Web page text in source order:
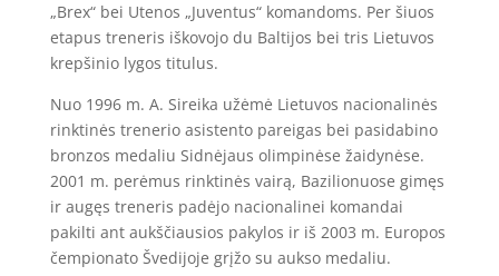
„Brex“ bei Utenos „Juventus“ komandoms. Per šiuos
etapus treneris iškovojo du Baltijos bei tris Lietuvos
krepšinio lygos titulus.
Nuo 1996 m. A. Sireika užėmė Lietuvos nacionalinės
rinktinės trenerio asistento pareigas bei pasidabino
bronzos medaliu Sidnėjaus olimpinėse žaidynėse.
2001 m. perėmus rinktinės vairą, Bazilionuose gimęs
ir augęs treneris padėjo nacionalinei komandai
pakilti ant aukščiausios pakylos ir iš 2003 m. Europos
čempionato Švedijoje grįžo su aukso medaliu.